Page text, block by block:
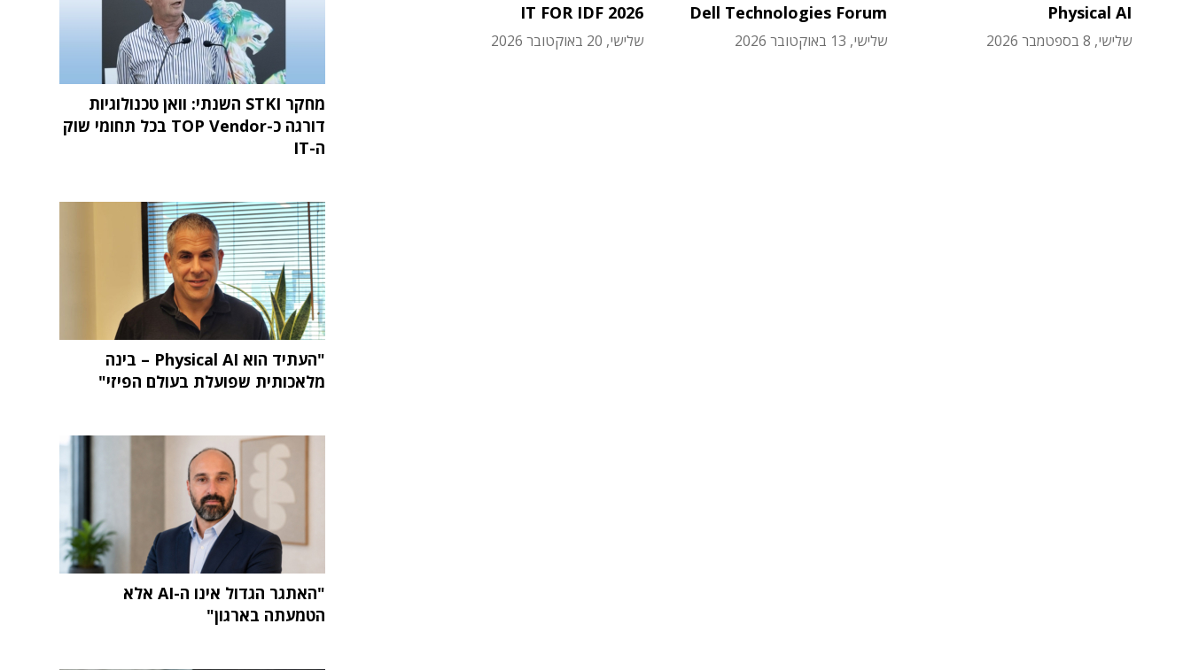
Physical AI
שלישי, 8 בספטמבר 2026
Dell Technologies Forum
שלישי, 13 באוקטובר 2026
IT FOR IDF 2026
שלישי, 20 באוקטובר 2026
מחקר STKI השנתי: וואן טכנולוגיות
דורגה כ-TOP Vendor בכל תחומי שוק
ה-IT
"העתיד הוא Physical AI – בינה
מלאכותית שפועלת בעולם הפיזי"
"האתגר הגדול אינו ה-AI אלא
הטמעתה בארגון"